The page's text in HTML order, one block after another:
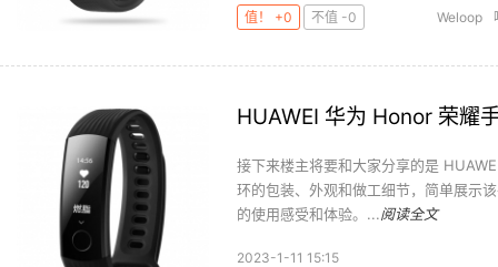
值！ +0
不值 -0 Weloop
HUAWEI 华为 Honor 荣耀
接下来楼主将要和大家分享的是
环的包装、外观和做工细节，简单展示
的使用感受和体验。...阅读全文
2023-1-11 15:15